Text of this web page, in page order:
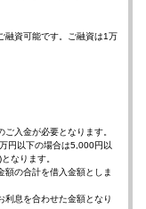
融資可能です。ご融資は1万
入金が必要となります。
万円以下の場合は5,000円以
なります。
額の合計を借入金額としま
利息を合わせた金額となり